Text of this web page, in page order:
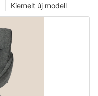
Kiemelt új modell